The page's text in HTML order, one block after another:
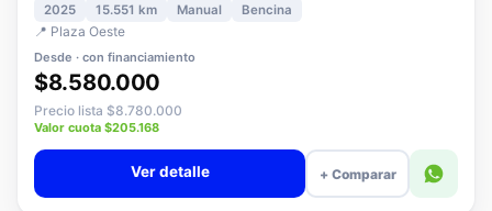
1.0 GLX AC MT
2025 15.551 km
📍 Plaza Oeste
Desde · con financiamiento
$8.580.000
Precio lista $8.780.000
Valor cuota $205.168
+ Comparar